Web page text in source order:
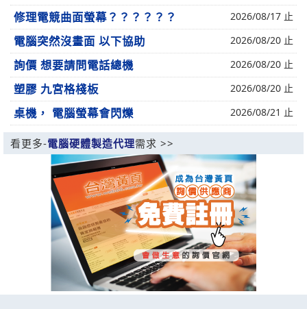
修理電競曲面螢幕？？？？？？ 2026/08/17 止
電腦突然沒畫面 以下協助 2026/08/20 止
詢價 想要請問電話總機 2026/08/20 止
塑膠 九宮格棧板 2026/08/20 止
桌機， 電腦螢幕會閃爍 2026/08/21 止
看更多-電腦硬體製造代理需求 >>